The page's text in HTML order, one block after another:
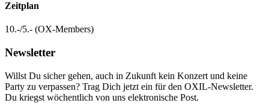
Zeitplan
10.-/5.- (OX-Members)
Newsletter
Willst Du sicher gehen, auch in Zukunft kein Konzert und keine
Party zu verpassen? Trag Dich jetzt ein für den OXIL-Newsletter.
Du kriegst wöchentlich von uns elektronische Post.